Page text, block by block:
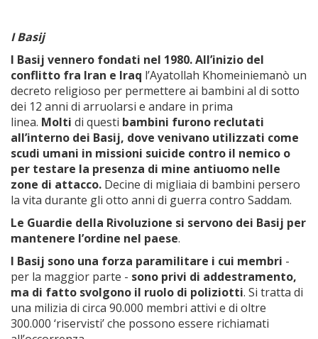
I Basij
I Basij vennero fondati nel 1980. All’inizio del
conflitto fra Iran e Iraq l’Ayatollah Khomeiniemanò un
decreto religioso per permettere ai bambini al di sotto
dei 12 anni di arruolarsi e andare in prima
linea. Molti di questi bambini furono reclutati
all’interno dei Basij, dove venivano utilizzati come
scudi umani in missioni suicide contro il nemico o
per testare la presenza di mine antiuomo nelle
zone di attacco. Decine di migliaia di bambini persero
la vita durante gli otto anni di guerra contro Saddam.
Le Guardie della Rivoluzione si servono dei Basij per
mantenere l’ordine nel paese.
I Basij sono una forza paramilitare i cui membri -
per la maggior parte - sono privi di addestramento,
ma di fatto svolgono il ruolo di poliziotti. Si tratta di
una milizia di circa 90.000 membri attivi e di oltre
300.000 ‘riservisti’ che possono essere richiamati